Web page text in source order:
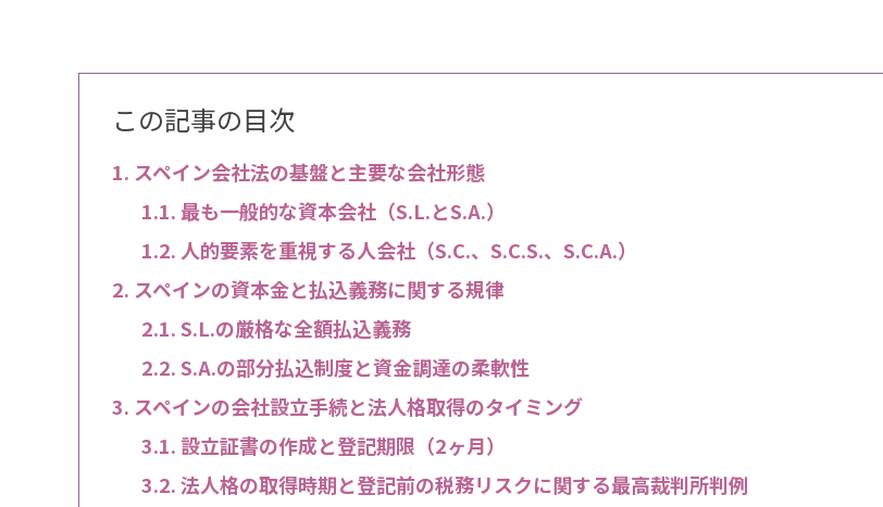
この記事の目次
スペイン会社法の基盤と主要な会社形態
最も一般的な資本会社（S.L.とS.A.）
人的要素を重視する人会社（S.C.、S.C.S.、S.C.A.）
スペインの資本金と払込義務に関する規律
S.L.の厳格な全額払込義務
S.A.の部分払込制度と資金調達の柔軟性
スペインの会社設立手続と法人格取得のタイミング
設立証書の作成と登記期限（2ヶ月）
法人格の取得時期と登記前の税務リスクに関する最高裁判所判例